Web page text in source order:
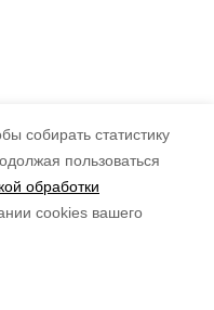
собирать статистику
пользоваться
обработки
cookies вашего